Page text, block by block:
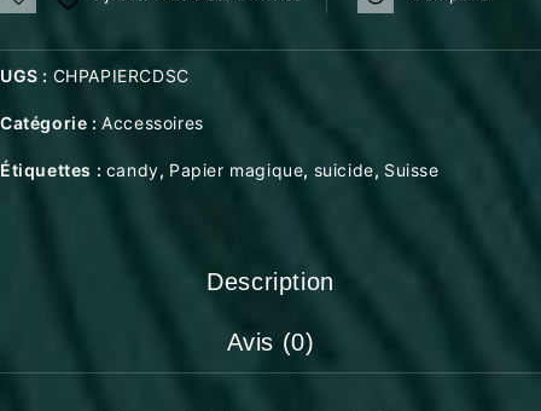
UGS : CHPAPIERCDSC
Catégorie :Accessoires
Étiquettes : candy, Papier magique, suicide, Suisse
Description
Avis (0)